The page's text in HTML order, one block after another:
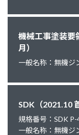
機械工事塗装要
月）
一般名称：無機ジ
SDK（2021.10
規格番号：SDK P-
一般名称：無機ジ